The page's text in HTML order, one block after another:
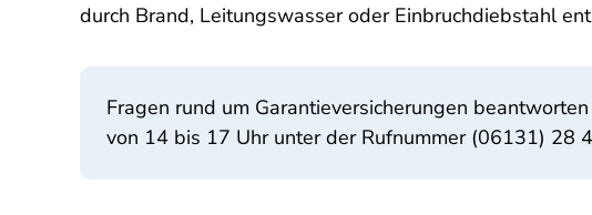
durch Brand, Leitungswasser oder Einbruchdiebstahl
Fragen rund um Garantieversicherungen
von 14 bis 17 Uhr unter der Rufnummer (06131) 28